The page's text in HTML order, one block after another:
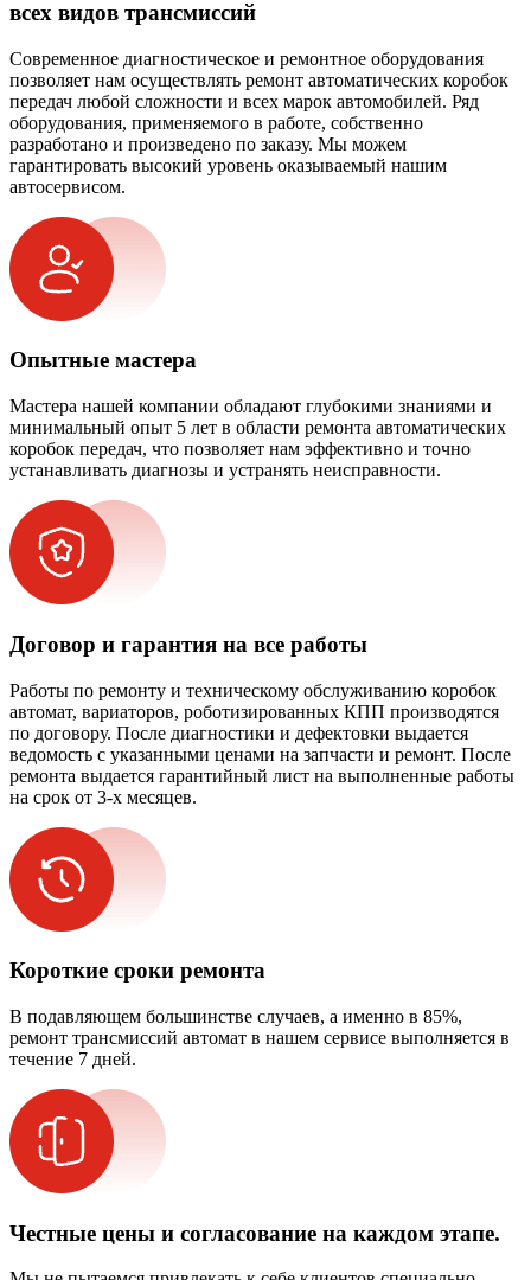
всех видов трансмиссий
Современное диагностическое и ремонтное оборудования
позволяет нам осуществлять ремонт автоматических коробок
передач любой сложности и всех марок автомобилей. Ряд
оборудования, применяемого в работе, собственно
разработано и произведено по заказу. Мы можем
гарантировать высокий уровень оказываемый нашим
автосервисом.
Опытные мастера
Мастера нашей компании обладают глубокими знаниями и
минимальный опыт 5 лет в области ремонта автоматических
коробок передач, что позволяет нам эффективно и точно
устанавливать диагнозы и устранять неисправности.
Договор и гарантия на все работы
Работы по ремонту и техническому обслуживанию коробок
автомат, вариаторов, роботизированных КПП производятся
по договору. После диагностики и дефектовки выдается
ведомость с указанными ценами на запчасти и ремонт. После
ремонта выдается гарантийный лист на выполненные работы
на срок от 3-х месяцев.
Короткие сроки ремонта
В подавляющем большинстве случаев, а именно в 85%,
ремонт трансмиссий автомат в нашем сервисе выполняется в
течение 7 дней.
Честные цены и согласование на каждом этапе.